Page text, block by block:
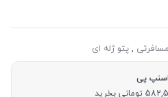
,پتو ژله ای
اسنپ پی